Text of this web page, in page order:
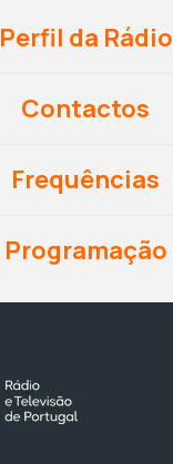
Perfil da Rádio
Contactos
Frequências
Programação